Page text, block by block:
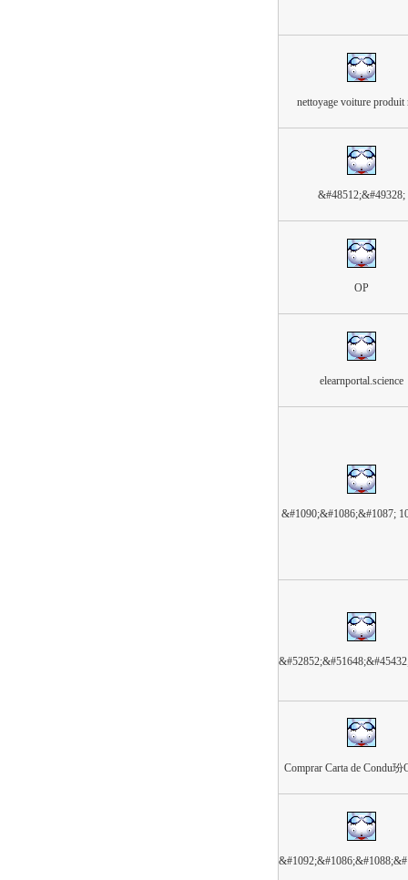
nettoyage voiture produit
&#48512;&#49328;
OP
elearnportal.science
&#1090;&#1086;&#1087;
Comprar Carta de Condu玢